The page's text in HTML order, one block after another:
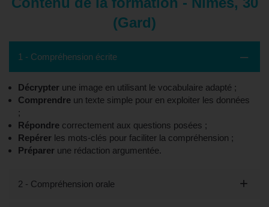
(Gard)
1 - Compréhension écrite
Décrypter une image en utilisant le vocabulaire adapté ;
Comprendre un texte simple pour en exploiter les données
;
Répondre correctement aux questions posées ;
Repérer les mots-clés pour faciliter la compréhension ;
Préparer une rédaction argumentée.
2 - Compréhension orale